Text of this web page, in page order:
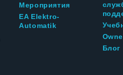
Мероприятия
EA Elektro-
Automatik
Блог